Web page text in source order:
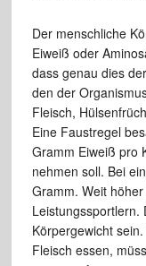
Der menschliche
Eiweiß oder
dass genau dies
den der
Fleisch,
Eine Faustregel
Gramm Eiweiß pro
nehmen soll. Bei
Gramm. Weit
Leistungssportlern.
Körpergewicht
Fleisch essen,